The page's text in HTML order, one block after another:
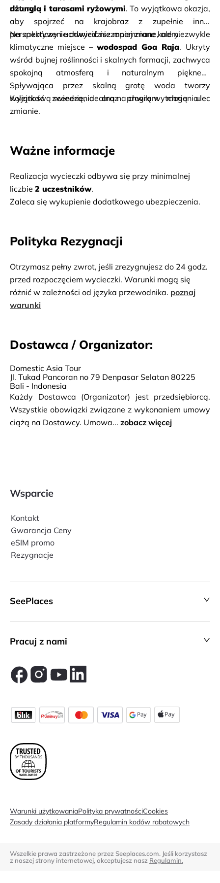
natury.
dżunglą i tarasami ryżowymi. To wyjątkowa okazja,
aby spojrzeć na krajobraz z zupełnie innej
perspektywy i uchwycić niezapomniane kadry.
Na zakończenie odwiedzisz mniej znane, ale niezwykle
klimatyczne miejsce – wodospad Goa Raja. Ukryty
wśród bujnej roślinności i skalnych formacji, zachwyca
spokojną atmosferą i naturalnym pięknem.
Spływająca przez skalną grotę woda tworzy
wyjątkową scenerię, idealną na chwilę wytchnienia.
Kolejność zwiedzania oraz program mogą ulec
zmianie.
Ważne informacje
Realizacja wycieczki odbywa się przy minimalnej
liczbie 2 uczestników.
Zaleca się wykupienie dodatkowego ubezpieczenia.
Polityka Rezygnacji
Otrzymasz pełny zwrot, jeśli zrezygnujesz do 24 godz.
przed rozpoczęciem wycieczki. Warunki mogą się
różnić w zależności od języka przewodnika. poznaj
warunki
Dostawca / Organizator:
Domestic Asia Tour
Jl. Tukad Pancoran no 79 Denpasar Selatan 80225
Bali - Indonesia
Każdy Dostawca (Organizator) jest przedsiębiorcą.
Wszystkie obowiązki związane z wykonaniem umowy
ciążą na Dostawcy. Umowa... zobacz więcej
Wsparcie
Kontakt
Gwarancja Ceny
eSIM promo
Rezygnacje
SeePlaces
Pracuj z nami
Warunki użytkowaniaPolityka prywatnościCookies
Zasady działania platformyRegulamin kodów rabatowych
Wszelkie prawa zastrzeżone przez Seeplaces.com. Jeśli korzystasz
z naszej strony internetowej, akceptujesz nasz Regulamin.